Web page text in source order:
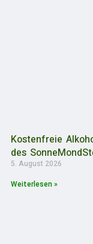
Kostenfreie
des
5. August 2026
Weiterlesen »